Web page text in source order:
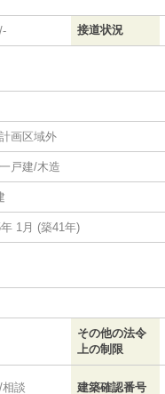
接道状況
画区域外
戸建/木造
1月 (築41年)
その他の法令
上の制限
談 建築確認番号